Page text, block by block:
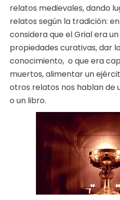
relatos medievales, dando
relatos según la tradición:
considera que el Grial era
propiedades curativas, dar
conocimiento, o que era
muertos, alimentar un
otros relatos nos hablan de
o un libro.